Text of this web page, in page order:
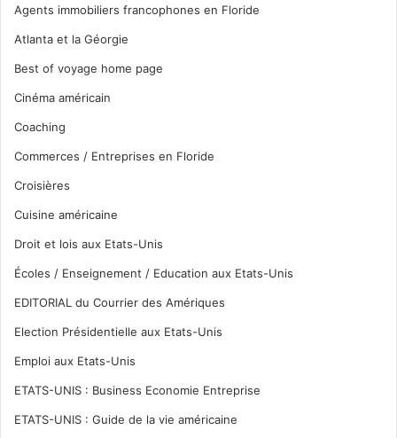
Agents immobiliers francophones en Floride
Atlanta et la Géorgie
Best of voyage home page
Cinéma américain
Coaching
Commerces / Entreprises en Floride
Croisières
Cuisine américaine
Droit et lois aux Etats-Unis
Écoles / Enseignement / Education aux Etats-Unis
EDITORIAL du Courrier des Amériques
Election Présidentielle aux Etats-Unis
Emploi aux Etats-Unis
ETATS-UNIS : Business Economie Entreprise
ETATS-UNIS : Guide de la vie américaine